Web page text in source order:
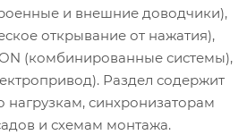
и внешние доводчики),
открывание от нажатия),
(комбинированные системы),
Раздел содержит
синхронизаторам
и схемам монтажа.